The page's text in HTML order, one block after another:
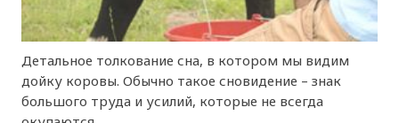
Детальное толкование сна, в котором мы видим
дойку коровы. Обычно такое сновидение – знак
большого труда и усилий, которые не всегда